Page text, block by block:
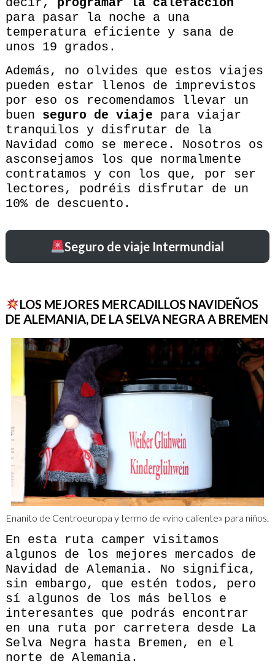
para pasar la noche a una
temperatura eficiente y sana de
unos 19 grados.
Además, no olvides que estos viajes
pueden estar llenos de imprevistos
por eso os recomendamos llevar un
buen seguro de viaje para viajar
tranquilos y disfrutar de la
Navidad como se merece. Nosotros os
asconsejamos los que normalmente
contratamos y con los que, por ser
lectores, podréis disfrutar de un
10% de descuento.
Seguro de viaje Intermundial
LOS MEJORES MERCADILLOS NAVIDEÑOS
DE ALEMANIA, DE LA SELVA NEGRA A BREMEN
Enanito de Centroeuropa y termo de «vino caliente» para niños.
En esta ruta camper visitamos
algunos de los mejores mercados de
Navidad de Alemania. No significa,
sin embargo, que estén todos, pero
sí algunos de los más bellos e
interesantes que podrás encontrar
en una ruta por carretera desde La
Selva Negra hasta Bremen, en el
norte de Alemania.